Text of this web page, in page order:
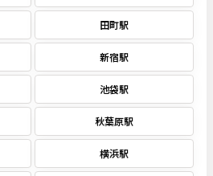
田町駅
新宿駅
池袋駅
秋葉原駅
横浜駅